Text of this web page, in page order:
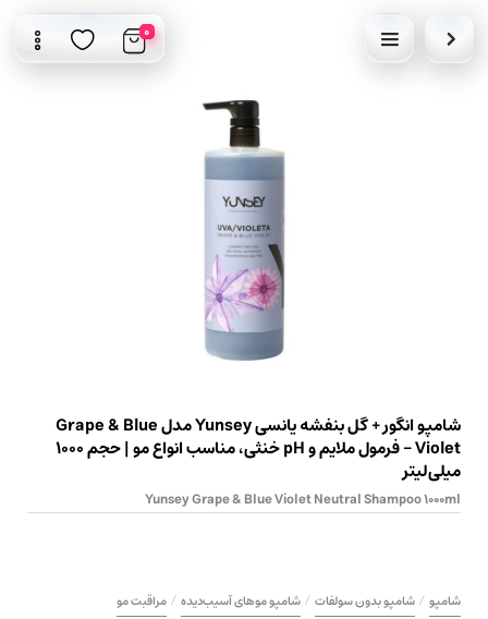
0
شامپو انگور + گل بنفشه یانسی Yunsey مدل Grape & Blue
Violet – فرمول ملایم و pH خنثی، مناسب انواع مو | حجم 1000
میلی‌لیتر
Yunsey Grape & Blue Violet Neutral Shampoo 1000ml
شامپو / شامپو بدون سولفات / شامپو موهای آسیب‌دیده / مراقبت مو